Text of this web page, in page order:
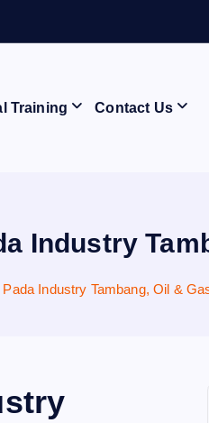
Training Contact Us
Industry
Industry Tambang, Oil &